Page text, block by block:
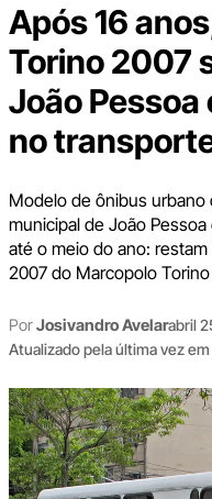
Após 16
Torino 2007
João Pessoa
no
Modelo de ônibus
municipal de João
até o meio do ano:
2007 do Marcopolo
PorJosivandro Avelarabril
Atualizado pela última vez em